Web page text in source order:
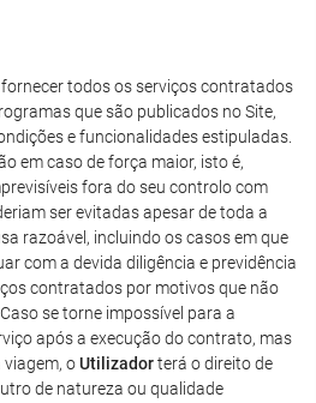
todos os serviços contratados
que são publicados no Site,
e funcionalidades estipuladas.
em caso de força maior, isto é,
fora do seu controlo com
ser evitadas apesar de toda a
razoável, incluindo os casos em que
com a devida diligência e previdência
contratados por motivos que não
se torne impossível para a
após a execução do contrato, mas
oUtilizadorterá o direito de
de natureza ou qualidade